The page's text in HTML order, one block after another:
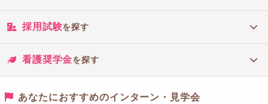
採用試験を探す
看護奨学金を探す
あなたにおすすめのインターン・見学会